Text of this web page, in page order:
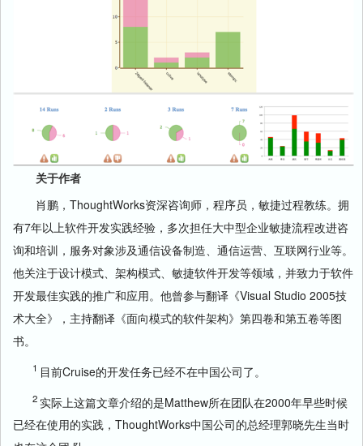
关于作者
肖鹏，ThoughtWorks资深咨询师，程序员，敏捷过程教练。拥
有7年以上软件开发实践经验，多次担任大中型企业敏捷流程改进咨
询和培训，服务对象涉及通信设备制造、通信运营、互联网行业等。
他关注于设计模式、架构模式、敏捷软件开发等领域，并致力于软件
开发最佳实践的推广和应用。他曾参与翻译《Visual Studio 2005技
术大全》，主持翻译《面向模式的软件架构》第四卷和第五卷等图
书。
1 目前Cruise的开发任务已经不在中国公司了。
2 实际上这篇文章介绍的是Matthew所在团队在2000年早些时候
已经在使用的实践，ThoughtWorks中国公司的总经理郭晓先生当时